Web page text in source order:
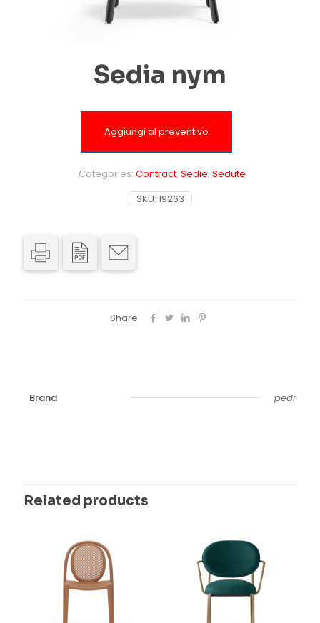
Sedia nym
Aggiungi al preventivo
SKU: 19263
Categories: Contract, Sedie, Sedute
Share
Brand pedr
Related products